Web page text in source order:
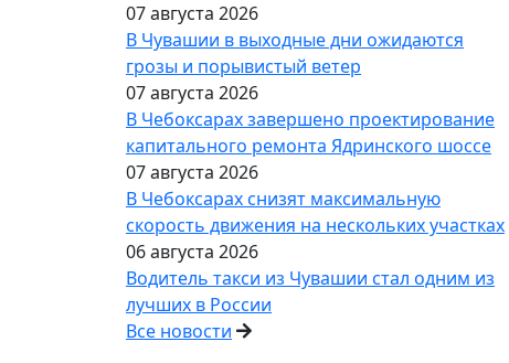
07 августа 2026
В Чувашии в выходные дни ожидаются
грозы и порывистый ветер
07 августа 2026
В Чебоксарах завершено проектирование
капитального ремонта Ядринского шоссе
07 августа 2026
В Чебоксарах снизят максимальную
скорость движения на нескольких участках
06 августа 2026
Водитель такси из Чувашии стал одним из
лучших в России
Все новости